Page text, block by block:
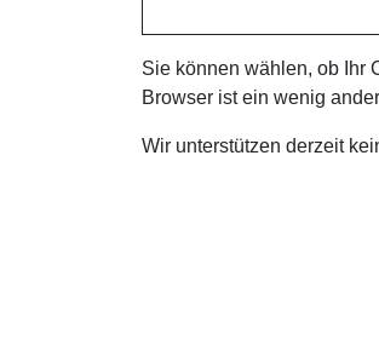
Sie können wählen, ob Ihr
Browser ist ein wenig
Wir unterstützen derzeit